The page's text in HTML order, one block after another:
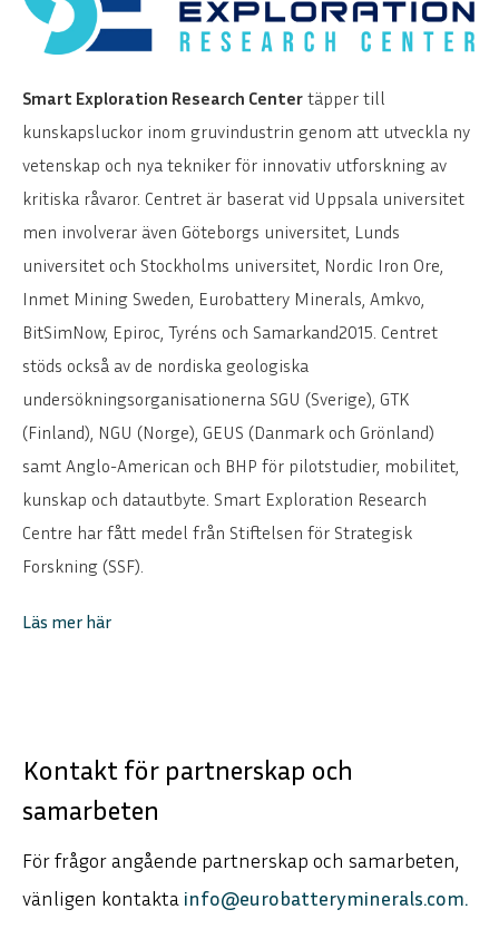
ENGLISH DEUTSCH
Smart Exploration Research Center täpper till
kunskapsluckor inom gruvindustrin genom att utveckla ny
vetenskap och nya tekniker för innovativ utforskning av
kritiska råvaror. Centret är baserat vid Uppsala universitet
men involverar även Göteborgs universitet, Lunds
universitet och Stockholms universitet, Nordic Iron Ore,
Inmet Mining Sweden, Eurobattery Minerals, Amkvo,
BitSimNow, Epiroc, Tyréns och Samarkand2015. Centret
stöds också av de nordiska geologiska
undersökningsorganisationerna SGU (Sverige), GTK
(Finland), NGU (Norge), GEUS (Danmark och Grönland)
samt Anglo-American och BHP för pilotstudier, mobilitet,
kunskap och datautbyte. Smart Exploration Research
Centre har fått medel från Stiftelsen för Strategisk
Forskning (SSF).
Läs mer här
Kontakt för partnerskap och
samarbeten
För frågor angående partnerskap och samarbeten,
vänligen kontakta info@eurobatteryminerals.com.